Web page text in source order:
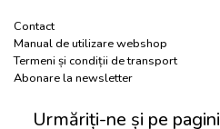
Contact
Manual de utilizare webshop
Termeni și condiții de transport
Abonare la newsletter
Urmăriți-ne și pe